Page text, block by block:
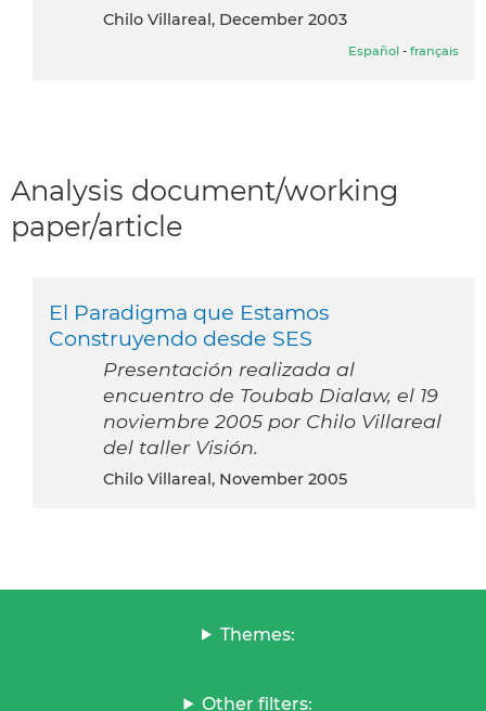
Chilo Villareal, December 2003
Español - français
Analysis document/working
paper/article
El Paradigma que Estamos
Construyendo desde SES
Presentación realizada al
encuentro de Toubab Dialaw, el 19
noviembre 2005 por Chilo Villareal
del taller Visión.
Chilo Villareal, November 2005
Themes:
Other filters: